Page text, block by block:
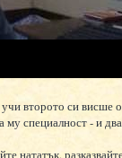
второто си висше
му специалност - и
нататък,